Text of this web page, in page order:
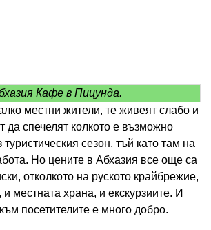
Кафе в Пицунда.
местни жители, те живеят слабо и
да спечелят колкото е възможно
сезон, тъй като там на
Но цените в Абхазия все още са
отколкото на руското крайбрежие,
и местната храна, и екскурзиите. И
посетителите е много добро.